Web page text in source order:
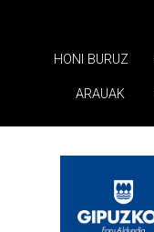
HONI BURUZ
ARAUAK